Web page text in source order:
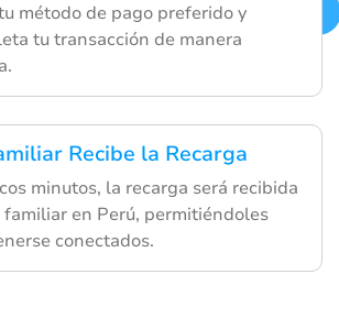
método de pago preferido y
tu transacción de manera
Recibe la Recarga
minutos, la recarga será recibida
familiar en Perú, permitiéndoles
conectados.